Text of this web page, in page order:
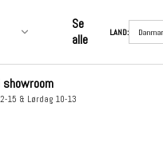
Se
alle
LAND:
15 & Lørdag 10-13